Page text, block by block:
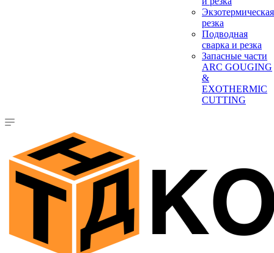
Экзотермическая
резка
Подводная
сварка и резка
Запасные части
ARC GOUGING
&
EXOTHERMIC
CUTTING